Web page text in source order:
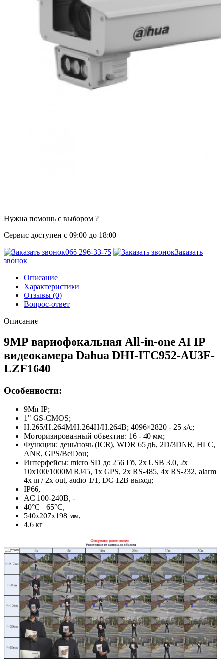
Нужна помощь с выбором ?
Сервис доступен с 09:00 до 18:00
066 296-33-75
Заказать
звонок
Описание
Характеристики
Отзывы (0)
Вопрос-ответ
Описание
9MP вариофокальная All-in-one AI IP
видеокамера Dahua DHI-ITC952-AU3F-
LZF1640
Особенности:
9Мп IP;
1" GS-CMOS;
H.265/H.264M/H.264H/H.264B; 4096×2820 - 25 к/с;
Моторизированный объектив: 16 - 40 мм;
Функции: день/ночь (ICR), WDR 65 дБ, 2D/3DNR, HLC,
ANR, GPS/BeiDou;
Интерфейсы: micro SD до 256 Гб, 2x USB 3.0, 2x
10x100/1000M RJ45, 1x GPS, 2x RS-485, 4x RS-232, alarm
4x in / 2x out, audio 1/1, DC 12B выход;
IP66,
AC 100-240В, -
40°С +65°С,
540x207x198 мм,
4.6 кг